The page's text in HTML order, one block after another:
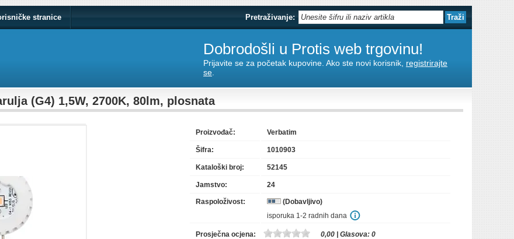
stranice Pretraživanje:
Dobrodošli u Protis web trgovinu!
Prijavite se za početak kupovine. Ako ste novi korisnik, registrirajte
se
(G4) 1,5W, 2700K, 80lm, plosnata
Proizvođač: Verbatim
Šifra: 1010903
Kataloški broj: 52145
Jamstvo: 24
Raspoloživost:
(Dobavljivo)
isporuka 1-2 radnih dana
Prosječna ocjena: 0,00 | Glasova: 0